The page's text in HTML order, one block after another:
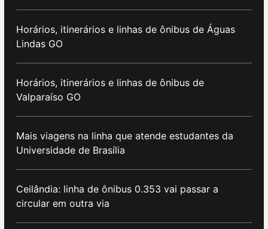
Horários, itinerários e linhas de ônibus de Águas
Lindas GO
Horários, itinerários e linhas de ônibus de
Valparaíso GO
Mais viagens na linha que atende estudantes da
Universidade de Brasília
Ceilândia: linha de ônibus 0.353 vai passar a
circular em outra via